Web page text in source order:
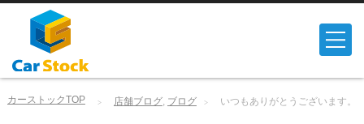
カーストックTOP 店舗ブログ, ブログ いつもありがとうございます。